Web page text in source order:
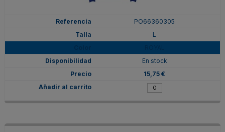
PO66360305
L
En stock
15,75 €